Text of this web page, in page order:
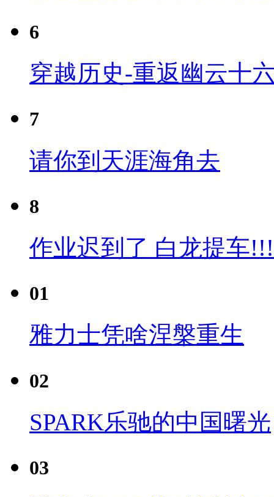
6
穿越历史-重返幽云十
7
请你到天涯海角去
8
作业迟到了 白龙提车
01
雅力士凭啥涅槃重生
02
SPARK乐驰的中国曙光
03